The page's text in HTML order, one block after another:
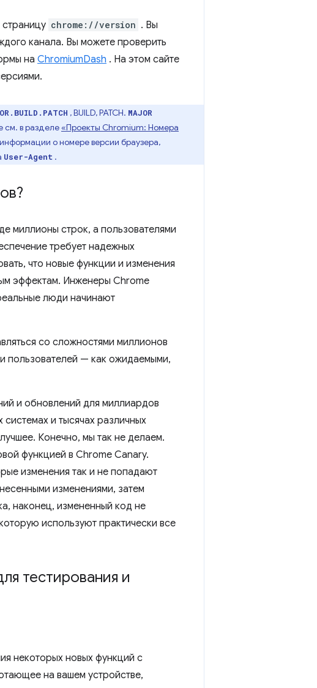
страницу chrome://version . Вы
канала. Вы можете проверить
на ChromiumDash . На этом сайте
, BUILD, PATCH. MAJOR
см. в разделе«Проекты Chromium: Номера
о номере версии браузера,
User-Agent .
миллионы строк, а пользователями
требует надежных
что новые функции и изменения
эффектам. Инженеры Chrome
люди начинают
со сложностями миллионов
пользователей — как ожидаемыми,
и обновлений для миллиардов
и тысячах различных
Конечно, мы так не делаем.
функцией в Chrome Canary.
изменения так и не попадают
изменениями, затем
наконец, измененный код не
используют практически все
тестирования и
некоторых новых функций с
на вашем устройстве,